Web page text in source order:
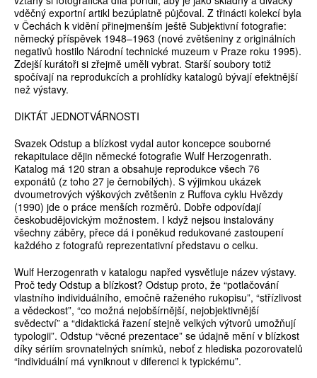
vděčný exportní artikl bezúplatně půjčoval. Z třinácti kolekcí byla
v Čechách k vidění přinejmenším ještě Subjektivní fotografie:
německý příspěvek 1948–1963 (nové zvětšeniny z originálních
negativů hostilo Národní technické muzeum v Praze roku 1995).
Zdejší kurátoři si zřejmě uměli vybrat. Starší soubory totiž
spočívají na reprodukcích a prohlídky katalogů bývají efektnější
než výstavy.
DIKTÁT JEDNOTVÁRNOSTI
Svazek Odstup a blízkost vydal autor koncepce souborné
rekapitulace dějin německé fotografie Wulf Herzogenrath.
Katalog má 120 stran a obsahuje reprodukce všech 76
exponátů (z toho 27 je černobílých). S výjimkou ukázek
dvoumetrových výškových zvětšenin z Ruffova cyklu Hvězdy
(1990) jde o práce menších rozměrů. Dobře odpovídají
českobudějovickým možnostem. I když nejsou instalovány
všechny záběry, přece dá i poněkud redukované zastoupení
každého z fotografů reprezentativní představu o celku.
Wulf Herzogenrath v katalogu napřed vysvětluje název výstavy.
Proč tedy Odstup a blízkost? Odstup proto, že “potlačování
vlastního individuálního, emočně raženého rukopisu”, “střízlivost
a vědeckost”, “co možná nejobšírnější, nejobjektivnější
svědectví” a “didaktická řazení stejně velkých výtvorů umožňují
typologii”. Odstup “věcné prezentace” se údajně mění v blízkost
díky sériím srovnatelných snímků, neboť z hlediska pozorovatelů
“individuální má vyniknout v diferenci k typickému”.